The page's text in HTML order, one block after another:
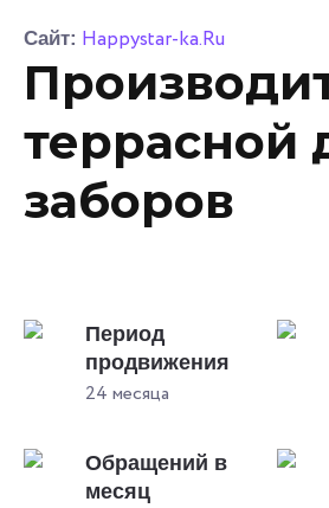
Сайт: Happystar-ka.Ru
террасной
заборов
Период
продвижения
24 месяца
Обращений в
месяц